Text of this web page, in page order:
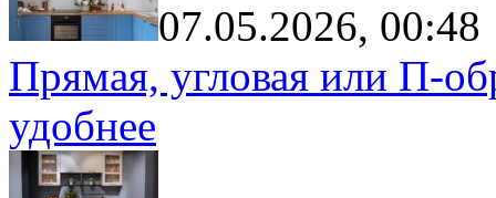
07.05.2026, 00:48
Прямая, угловая или П-
удобнее